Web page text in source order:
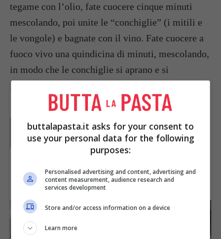
tegame con l’olio, fate cuocere cinque minuti
mescolando, poi unite le “conchiglie” (i mitili e
le vongole) e bagnate con il vino. Fate cuocere a
fuoco vivo una quindicina di minuti, mescolando,
in modo che le conchiglie si aprano e si
insaporiscano per bene.
Parole di
GIeGI
GIeGI è stata collaboratrice di Buttalapasta dal 2008 al
2013, spaziando tra tutte le tipologie di ricette, con un
occhio di riguardo a quelle della tradizione regionale.
IN PRIMO PIANO
buttalapasta.it asks for your consent to
use your personal data for the following
purposes:
Personalised advertising and content, advertising and
content measurement, audience research and
services development
Store and/or access information on a device
Learn more